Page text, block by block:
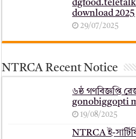
download 2025
29/07/2025
NTRCA Recent Notice
৬ষ্ঠ গণবিজ্ঞপ্তি
gonobiggopti
19/08/2025
NTRCA ই-